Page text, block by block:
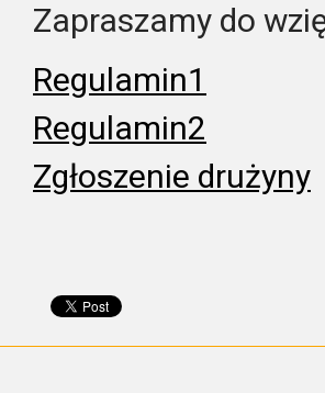
Zapraszamy do
Regulamin1
Regulamin2
Zgłoszenie drużyny